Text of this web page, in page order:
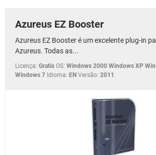
Azureus EZ Booster
Azureus EZ Booster é um excelente plug-in
Azureus. Todas as...
Licença: Gratis OS: Windows 2000 Windows XP
Windows 7 Idioma: EN Versão: 2011